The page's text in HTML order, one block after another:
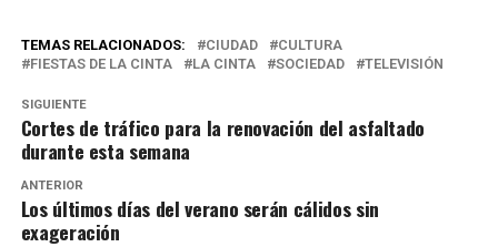
TEMAS RELACIONADOS: CIUDAD
CULTURA
FIESTAS DE LA CINTA
LA CINTA SOCIEDAD TELEVISIÓN
SIGUIENTE
Cortes de tráfico para la renovación del asfaltado
durante esta semana
ANTERIOR
Los últimos días del verano serán cálidos sin
exageración